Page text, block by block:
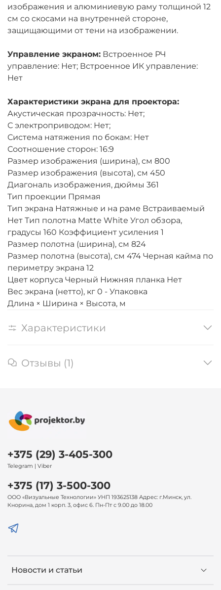
изображения и алюминиевую раму толщиной 12
см со скосами на внутренней стороне,
защищающими от тени на изображении.
Управление экраном: Встроенное РЧ
управление: Нет; Встроенное ИК управление:
Нет
Характеристики экрана для проектора:
Акустическая прозрачность: Нет;
С электроприводом: Нет;
Система натяжения по бокам: Нет
Соотношение сторон: 16:9
Размер изображения (ширина), см 800
Размер изображения (высота), см 450
Диагональ изображения, дюймы 361
Тип проекции Прямая
Тип экрана Натяжные и на раме Встраиваемый
Нет Тип полотна Matte White Угол обзора,
градусы 160 Коэффициент усиления 1
Размер полотна (ширина), см 824
Размер полотна (высота), см 474 Черная кайма по
периметру экрана 12
Цвет корпуса Черный Нижняя планка Нет
Вес экрана (нетто), кг 0 - Упаковка
Длина × Ширина × Высота, м
Характеристики
Отзывы (1)
Новости и статьи
+375 (29) 3-405-300
Telegram | Viber
+375 (17) 3-500-300
ООО «Визуальные Технологии» УНП 193625138 Адрес: г.Минск, ул.
Кнорина, дом 1 корп. 3, офис 6. Пн-Пт с 9.00 до 18.00